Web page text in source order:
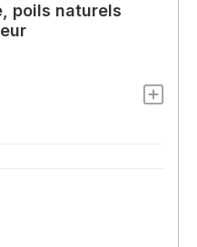
poils naturels